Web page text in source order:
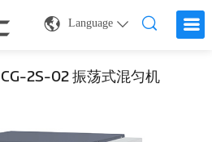
Language
CG-2S-02 振荡式混匀机